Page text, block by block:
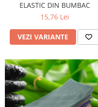
ELASTIC DIN BUMBAC
15,76 Lei
VEZI VARIANTE